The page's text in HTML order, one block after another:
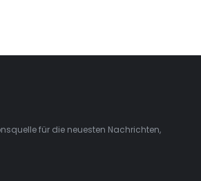
für die neuesten Nachrichten,